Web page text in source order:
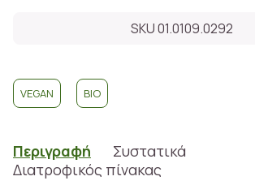
SKU 01.0109.0292
VEGAN BIO
Περιγραφή
Συστατικά
Διατροφικός πίνακας